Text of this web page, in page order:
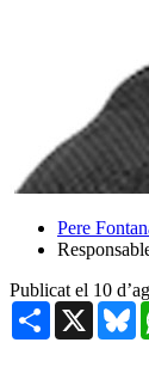
Pere
Publicat el 10
Share X